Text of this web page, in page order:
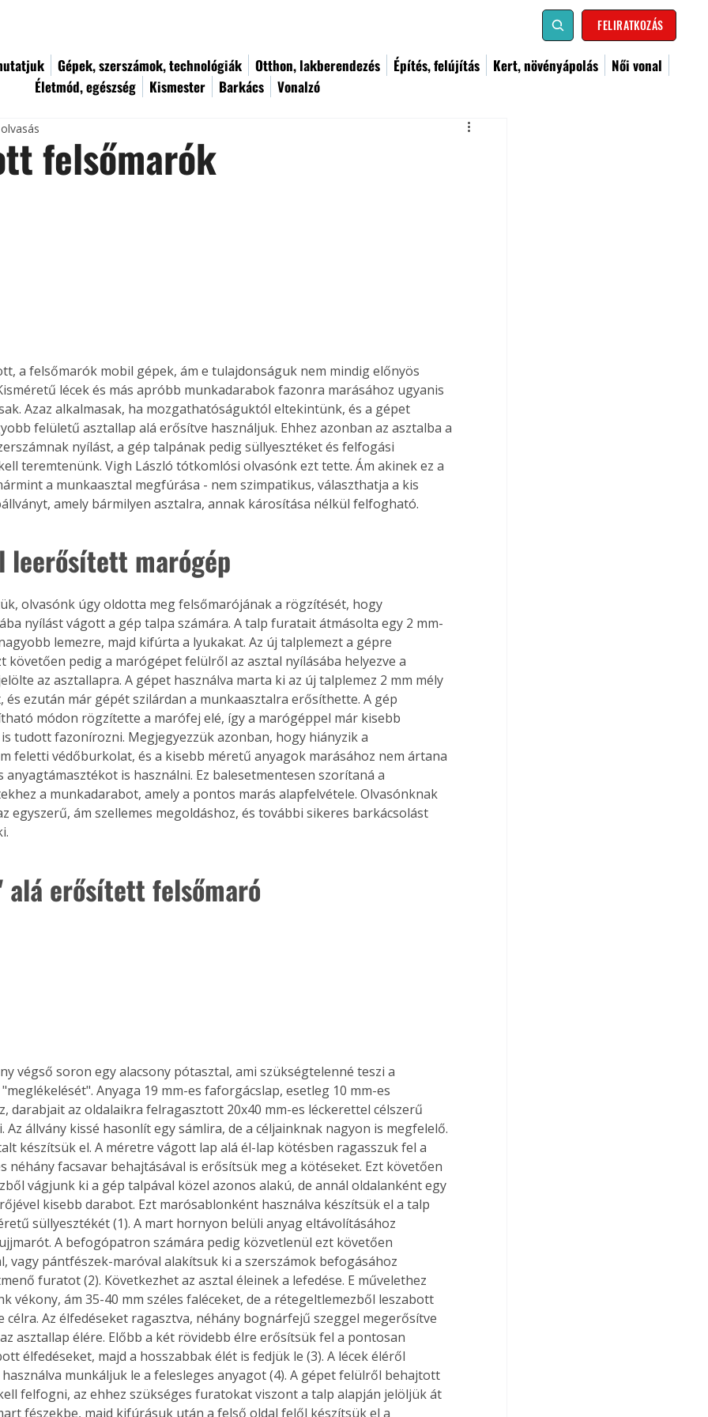
FELIRATKOZÁS
Gépek, szerszámok, technológiák Otthon, lakberendezés Építés, felújítás Kert, növényápolás
Női vonal
Életmód, egészség
Kismester Barkács Vonalzó
felsőmarók
a felsőmarók mobil gépek, ám e tulajdonságuk nem mindig előnyös
lécek és más apróbb munkadarabok fazonra marásához ugyanis
Azaz alkalmasak, ha mozgathatóságuktól eltekintünk, és a gépet
felületű asztallap alá erősítve használjuk. Ehhez azonban az asztalba a
nyílást, a gép talpának pedig süllyesztéket és felfogási
teremtenünk. Vigh László tótkomlósi olvasónk ezt tette. Ám akinek ez a
a munkaasztal megfúrása - nem szimpatikus, választhatja a kis
amely bármilyen asztalra, annak károsítása nélkül felfogható.
leerősített marógép
olvasónk úgy oldotta meg felsőmarójának a rögzítését, hogy
nyílást vágott a gép talpa számára. A talp furatait átmásolta egy 2 mm-
lemezre, majd kifúrta a lyukakat. Az új talplemezt a gépre
követően pedig a marógépet felülről az asztal nyílásába helyezve a
az asztallapra. A gépet használva marta ki az új talplemez 2 mm mély
és ezután már gépét szilárdan a munkaasztalra erősíthette. A gép
módon rögzítette a marófej elé, így a marógéppel már kisebb
tudott fazonírozni. Megjegyezzük azonban, hogy hiányzik a
feletti védőburkolat, és a kisebb méretű anyagok marásához nem ártana
anyagtámasztékot is használni. Ez balesetmentesen szorítaná a
a munkadarabot, amely a pontos marás alapfelvétele. Olvasónknak
egyszerű, ám szellemes megoldáshoz, és további sikeres barkácsolást
alá erősített felsőmaró
végső soron egy alacsony pótasztal, ami szükségtelenné teszi a
Anyaga 19 mm-es faforgácslap, esetleg 10 mm-es
darabjait az oldalaikra felragasztott 20x40 mm-es léckerettel célszerű
Az állvány kissé hasonlít egy sámlira, de a céljainknak nagyon is megfelelő.
készítsük el. A méretre vágott lap alá él-lap kötésben ragasszuk fel a
néhány facsavar behajtásával is erősítsük meg a kötéseket. Ezt követően
vágjunk ki a gép talpával közel azonos alakú, de annál oldalanként egy
kisebb darabot. Ezt marósablonként használva készítsük el a talp
süllyesztékét (1). A mart hornyon belüli anyag eltávolításához
A befogópatron számára pedig közvetlenül ezt követően
vagy pántfészek-maróval alakítsuk ki a szerszámok befogásához
furatot (2). Következhet az asztal éleinek a lefedése. E művelethez
vékony, ám 35-40 mm széles faléceket, de a rétegeltlemezből leszabott
célra. Az élfedéseket ragasztva, néhány bognárfejű szeggel megerősítve
asztallap élére. Előbb a két rövidebb élre erősítsük fel a pontosan
élfedéseket, majd a hosszabbak élét is fedjük le (3). A lécek éléről
munkáljuk le a felesleges anyagot (4). A gépet felülről behajtott
felfogni, az ehhez szükséges furatokat viszont a talp alapján jelöljük át
fészekbe, majd kifúrásuk után a felső oldal felől készítsük el a